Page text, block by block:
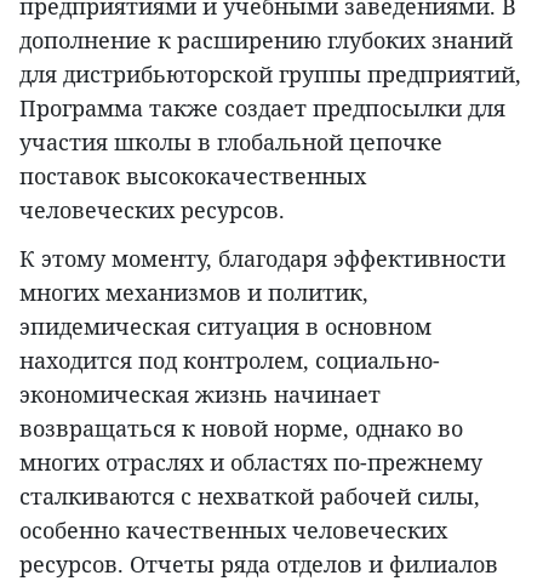
предприятиями и учебными заведениями. В
дополнение к расширению глубоких знаний
для дистрибьюторской группы предприятий,
Программа также создает предпосылки для
участия школы в глобальной цепочке
поставок высококачественных
человеческих ресурсов.
К этому моменту, благодаря эффективности
многих механизмов и политик,
эпидемическая ситуация в основном
находится под контролем, социально-
экономическая жизнь начинает
возвращаться к новой норме, однако во
многих отраслях и областях по-прежнему
сталкиваются с нехваткой рабочей силы,
особенно качественных человеческих
ресурсов. Отчеты ряда отделов и филиалов